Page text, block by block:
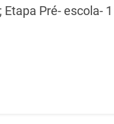
Etapa Pré- escola-